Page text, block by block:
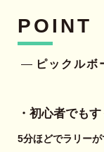
POINT
ピックルボ
・初心者でも
5分ほどでラリー